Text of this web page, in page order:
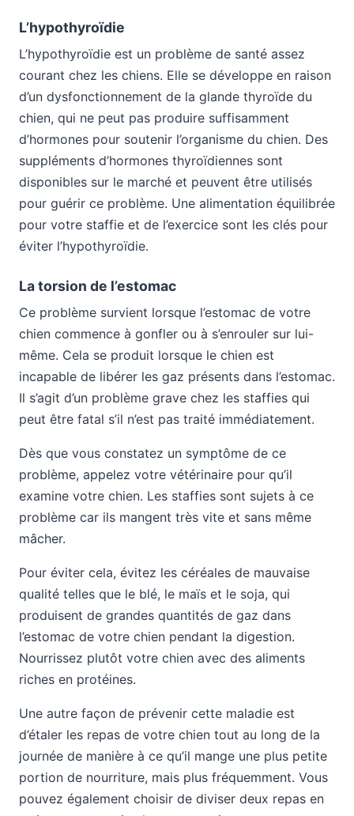
L’hypothyroïdie
L’hypothyroïdie est un problème de santé assez
courant chez les chiens. Elle se développe en raison
d’un dysfonctionnement de la glande thyroïde du
chien, qui ne peut pas produire suffisamment
d’hormones pour soutenir l’organisme du chien. Des
suppléments d’hormones thyroïdiennes sont
disponibles sur le marché et peuvent être utilisés
pour guérir ce problème. Une alimentation équilibrée
pour votre staffie et de l’exercice sont les clés pour
éviter l’hypothyroïdie.
La torsion de l’estomac
Ce problème survient lorsque l’estomac de votre
chien commence à gonfler ou à s’enrouler sur lui-
même. Cela se produit lorsque le chien est
incapable de libérer les gaz présents dans l’estomac.
Il s’agit d’un problème grave chez les staffies qui
peut être fatal s’il n’est pas traité immédiatement.
Dès que vous constatez un symptôme de ce
problème, appelez votre vétérinaire pour qu’il
examine votre chien. Les staffies sont sujets à ce
problème car ils mangent très vite et sans même
mâcher.
Pour éviter cela, évitez les céréales de mauvaise
qualité telles que le blé, le maïs et le soja, qui
produisent de grandes quantités de gaz dans
l’estomac de votre chien pendant la digestion.
Nourrissez plutôt votre chien avec des aliments
riches en protéines.
Une autre façon de prévenir cette maladie est
d’étaler les repas de votre chien tout au long de la
journée de manière à ce qu’il mange une plus petite
portion de nourriture, mais plus fréquemment. Vous
pouvez également choisir de diviser deux repas en